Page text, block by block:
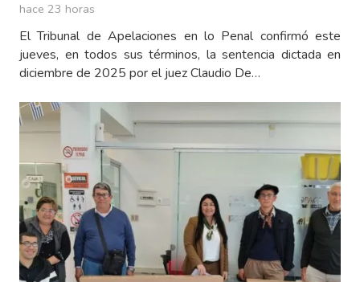
hace 23 horas
El Tribunal de Apelaciones en lo Penal confirmó este
jueves, en todos sus términos, la sentencia dictada en
diciembre de 2025 por el juez Claudio De…